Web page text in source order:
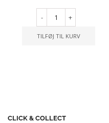
- +
TILFØJ TIL KURV
CLICK & COLLECT